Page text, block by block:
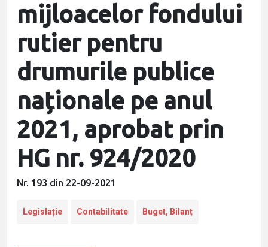
mijloacelor fondului
rutier pentru
drumurile publice
naționale pe anul
2021, aprobat prin
HG nr. 924/2020
Nr. 193 din 22-09-2021
Legislație Contabilitate Buget, Bilanț